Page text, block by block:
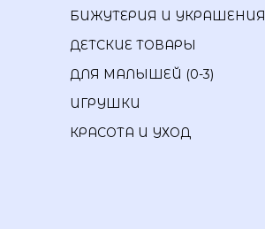
БИЖУТЕРИЯ И УКРАШЕНИЯ
ДЕТСКИЕ ТОВАРЫ
ДЛЯ МАЛЫШЕЙ (0-3)
ИГРУШКИ
КРАСОТА И УХОД